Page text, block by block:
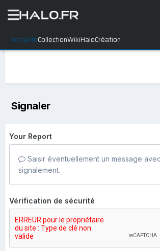
ActualitéCollectionWikiHaloCréation
Signaler
Your Report
Saisir éventuellement un message
signalement.
Vérification de sécurité